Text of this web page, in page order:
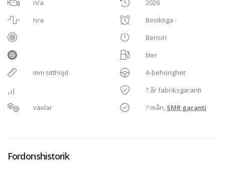
n/a
n/a
mm sitthöjd
växlar
2026
Besiktiga -
Bensin
liter
A-behörighet
? år fabriksgaranti
? mån, SMR garanti
Fordonshistorik